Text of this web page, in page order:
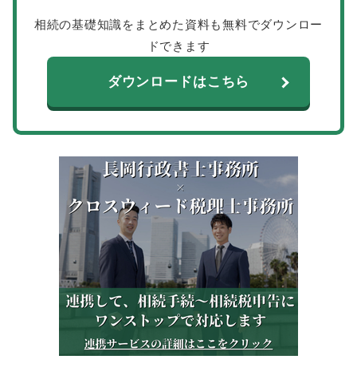
相続の基礎知識をまとめた資料も無料でダウンロー
ドできます
ダウンロードはこちら